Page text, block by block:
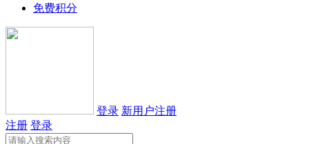
免费积分
登录 新用户注册
注册 登录